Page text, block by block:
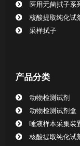
动物检测试
医用无菌拭子系
核酸提取纯化试
采样拭子
产品分类
动物检测试剂
动物检测试剂盒
唾液样本采集装
核酸提取纯化试